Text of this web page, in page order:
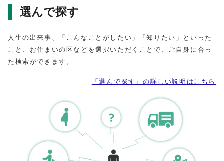
選んで探す
人生の出来事、「こんなことがしたい」「知りたい」といった
こと、お住まいの区などを選択いただくことで、ご自身に合っ
た検索ができます。
「選んで探す」の詳しい説明はこちら